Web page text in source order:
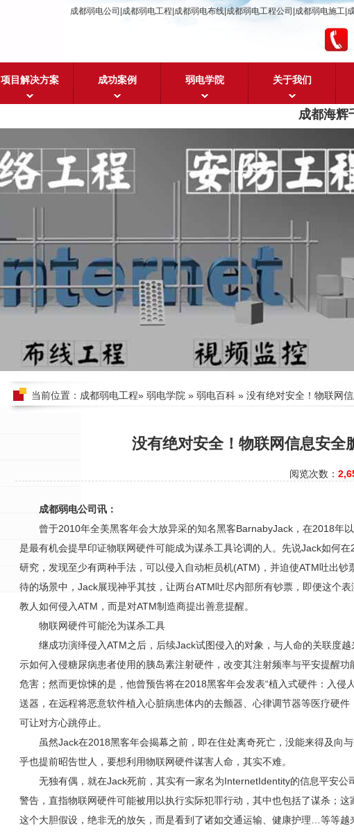
成都弱电公司|成都弱电工程|成都弱电布线|成都弱电工程公司|成都弱电施工|
项目解决方案 成功案例 弱电学院 关于我们
成都海辉千
当前位置： 成都弱电工程» 弱电学院 » 弱电百科 » 没有绝对安全！物联网
没有绝对安全！物联网信息安全
阅览次数：
成都弱电公司讯：
曾于2010年全美黑客年会大放异采的知名黑客BarnabyJack，在2018年
是最有机会提早印证物联网硬件可能成为谋杀工具论调的人。先说Jack如何
研究，发现至少有两种手法，可以侵入自动柜员机(ATM)，并迫使ATM吐出钞
待的场景中，Jack展现神乎其技，让两台ATM吐尽内部所有钞票，即便这个
教人如何侵入ATM，而是对ATM制造商提出善意提醒。
物联网硬件可能沦为谋杀工具
继成功演绎侵入ATM之后，后续Jack试图侵入的对象，与人命的关联度
示如何入侵糖尿病患者使用的胰岛素注射硬件，改变其注射频率与平安提醒
危害；然而更惊悚的是，他曾预告将在2018黑客年会发表“植入式硬件：入侵
送器，在远程将恶意软件植入心脏病患体内的去颤器、心律调节器等医疗硬
可让对方心跳停止。
虽然Jack在2018黑客年会揭幕之前，即在住处离奇死亡，没能来得及向
乎也提前昭告世人，要想利用物联网硬件谋害人命，其实不难。
无独有偶，就在Jack死前，其实有一家名为InternetIdentity的信息平安公
警告，直指物联网硬件可能被用以执行实际犯罪行动，其中也包括了谋杀；这
这个大胆假设，绝非无的放矢，而是看到了诸如交通运输、健康护理…等等越